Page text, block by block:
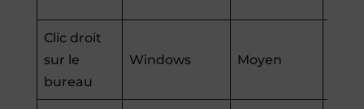
Clic droit
sur le
bureau
Windows Moyen